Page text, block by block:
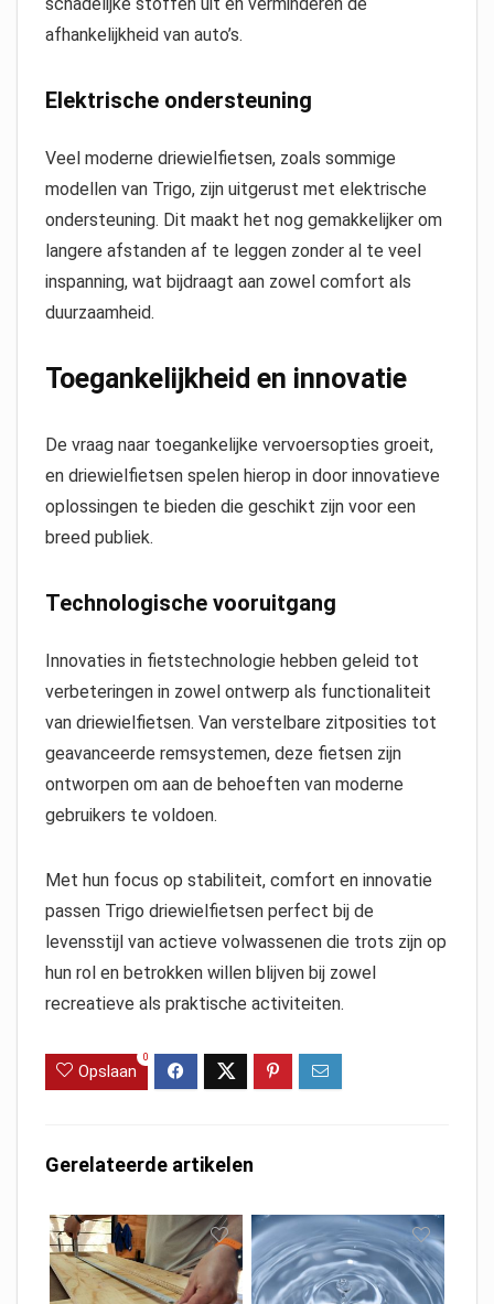
afhankelijkheid van auto’s.
Elektrische ondersteuning
Veel moderne driewielfietsen, zoals sommige
modellen van Trigo, zijn uitgerust met elektrische
ondersteuning. Dit maakt het nog gemakkelijker om
langere afstanden af te leggen zonder al te veel
inspanning, wat bijdraagt aan zowel comfort als
duurzaamheid.
Toegankelijkheid en innovatie
De vraag naar toegankelijke vervoersopties groeit,
en driewielfietsen spelen hierop in door innovatieve
oplossingen te bieden die geschikt zijn voor een
breed publiek.
Technologische vooruitgang
Innovaties in fietstechnologie hebben geleid tot
verbeteringen in zowel ontwerp als functionaliteit
van driewielfietsen. Van verstelbare zitposities tot
geavanceerde remsystemen, deze fietsen zijn
ontworpen om aan de behoeften van moderne
gebruikers te voldoen.
Met hun focus op stabiliteit, comfort en innovatie
passen Trigo driewielfietsen perfect bij de
levensstijl van actieve volwassenen die trots zijn op
hun rol en betrokken willen blijven bij zowel
recreatieve als praktische activiteiten.
Opslaan
0
Gerelateerde artikelen